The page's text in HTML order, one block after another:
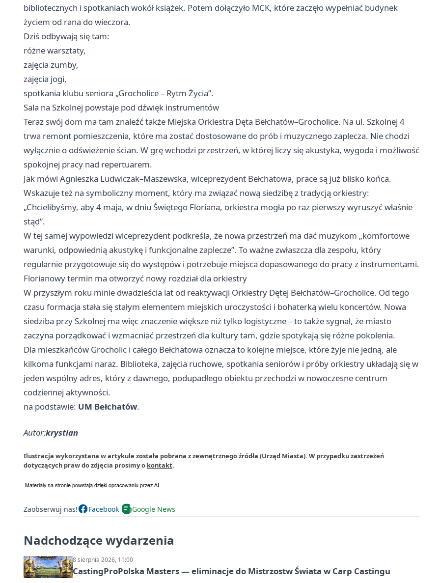
bibliotecznych i spotkaniach wokół książek. Potem dołączyło MCK, które zaczęło wypełniać budynek
życiem od rana do wieczora.
Dziś odbywają się tam:
różne warsztaty,
zajęcia zumby,
zajęcia jogi,
spotkania klubu seniora „Grocholice – Rytm Życia”.
Sala na Szkolnej powstaje pod dźwięk instrumentów
Teraz swój dom ma tam znaleźć także Miejska Orkiestra Dęta Bełchatów–Grocholice. Na ul. Szkolnej 4
trwa remont pomieszczenia, które ma zostać dostosowane do prób i muzycznego zaplecza. Nie chodzi
wyłącznie o odświeżenie ścian. W grę wchodzi przestrzeń, w której liczy się akustyka, wygoda i możliwość
spokojnej pracy nad repertuarem.
Jak mówi Agnieszka Ludwiczak–Maszewska, wiceprezydent Bełchatowa, prace są już blisko końca.
Wskazuje też na symboliczny moment, który ma związać nową siedzibę z tradycją orkiestry:
„Chcielibyśmy, aby 4 maja, w dniu Świętego Floriana, orkiestra mogła po raz pierwszy wyruszyć właśnie
stąd”.
W tej samej wypowiedzi wiceprezydent podkreśla, że nowa przestrzeń ma dać muzykom „komfortowe
warunki, odpowiednią akustykę i funkcjonalne zaplecze”. To ważne zwłaszcza dla zespołu, który
regularnie przygotowuje się do występów i potrzebuje miejsca dopasowanego do pracy z instrumentami.
Florianowy termin ma otworzyć nowy rozdział dla orkiestry
W przyszłym roku minie dwadzieścia lat od reaktywacji Orkiestry Dętej Bełchatów–Grocholice. Od tego
czasu formacja stała się stałym elementem miejskich uroczystości i bohaterką wielu koncertów. Nowa
siedziba przy Szkolnej ma więc znaczenie większe niż tylko logistyczne – to także sygnał, że miasto
zaczyna porządkować i wzmacniać przestrzeń dla kultury tam, gdzie spotykają się różne pokolenia.
Dla mieszkańców Grocholic i całego Bełchatowa oznacza to kolejne miejsce, które żyje nie jedną, ale
kilkoma funkcjami naraz. Biblioteka, zajęcia ruchowe, spotkania seniorów i próby orkiestry układają się w
jeden wspólny adres, który z dawnego, podupadłego obiektu przechodzi w nowoczesne centrum
codziennej aktywności.
na podstawie: UM Bełchatów.
Autor:krystian
Ilustracja wykorzystana w artykule została pobrana z zewnętrznego źródła (Urząd Miasta). W przypadku zastrzeżeń
dotyczących praw do zdjęcia prosimy o kontakt.
Zaobserwuj nas! Facebook Google News
Nadchodzące wydarzenia
8 sierpnia 2026, 11:00
CastingProPolska Masters — eliminacje do Mistrzostw Świata w Carp Castingu